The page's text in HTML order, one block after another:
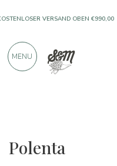
Polenta
VERSAND OBEN €990,00
PRODUKTE VON AUSGEZEICHNETEN
MENU